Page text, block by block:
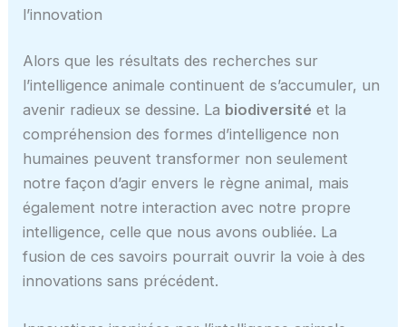
l’innovation
Alors que les résultats des recherches sur
l’intelligence animale continuent de s’accumuler, un
avenir radieux se dessine. La biodiversité et la
compréhension des formes d’intelligence non
humaines peuvent transformer non seulement
notre façon d’agir envers le règne animal, mais
également notre interaction avec notre propre
intelligence, celle que nous avons oubliée. La
fusion de ces savoirs pourrait ouvrir la voie à des
innovations sans précédent.